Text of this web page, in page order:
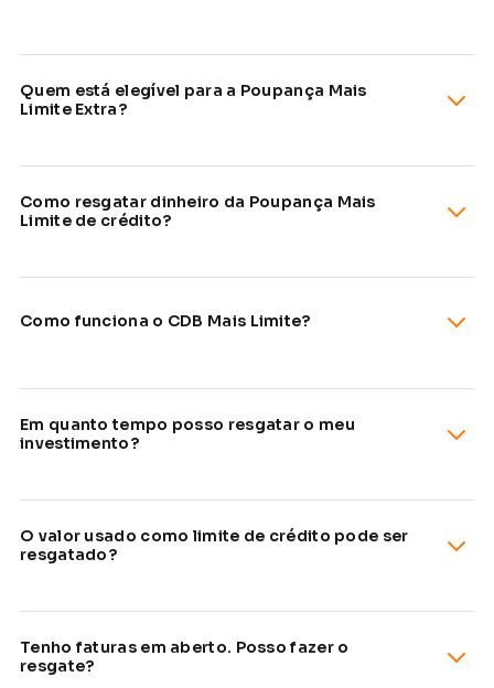
Quem está elegível para a Poupança Mais
Limite Extra?
Como resgatar dinheiro da Poupança Mais
Limite de crédito?
Como funciona o CDB Mais Limite?
Em quanto tempo posso resgatar o meu
investimento?
O valor usado como limite de crédito pode ser
resgatado?
Tenho faturas em aberto. Posso fazer o
resgate?